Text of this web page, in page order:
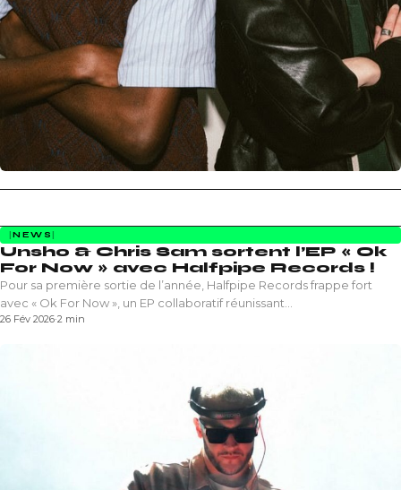
NEWS
Unsho & Chris Sam sortent l’EP « Ok
For Now » avec Halfpipe Records !
Pour sa première sortie de l’année, Halfpipe Records frappe fort
avec « Ok For Now », un EP collaboratif réunissant…
26 Fév 2026·2 min